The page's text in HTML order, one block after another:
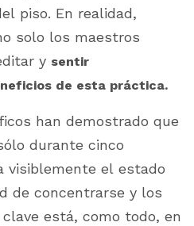
piso. En realidad,
solo los maestros
y sentir
de esta práctica.
han demostrado que
durante cinco
visiblemente el estado
de concentrarse y los
está, como todo, en